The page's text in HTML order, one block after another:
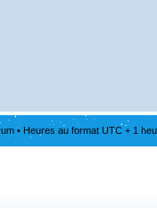
• Heures au format UTC + 1